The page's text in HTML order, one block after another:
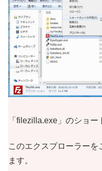
「filezilla.exe」のショー
このエクスプローラー
ます。